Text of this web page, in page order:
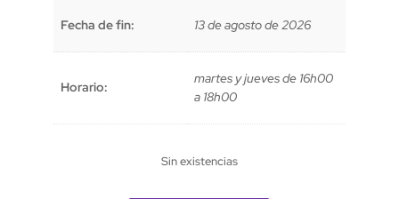
Fecha de fin: 13 de agosto de 2026
Horario:
martes y jueves de 16h00
a 18h00
Sin existencias